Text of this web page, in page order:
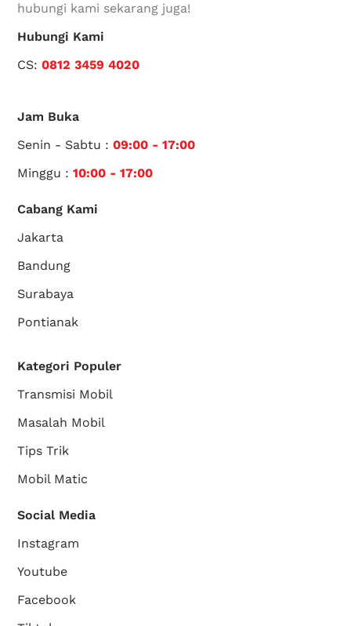
hubungi kami sekarang juga!
Hubungi Kami
CS:0812 3459 4020
Jam Buka
Senin - Sabtu :09:00 - 17:00
Minggu :10:00 - 17:00
Cabang Kami
Jakarta
Bandung
Surabaya
Pontianak
Kategori Populer
Transmisi Mobil
Masalah Mobil
Tips Trik
Mobil Matic
Social Media
Instagram
Youtube
Facebook